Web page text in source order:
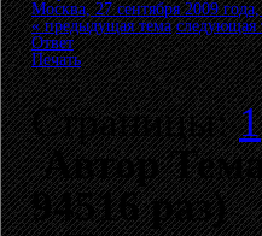
Москва, 27 сентября 2009
« предыдущая тема следующая
Ответ
Печать
Страницы:1
Автор
94516 раз)